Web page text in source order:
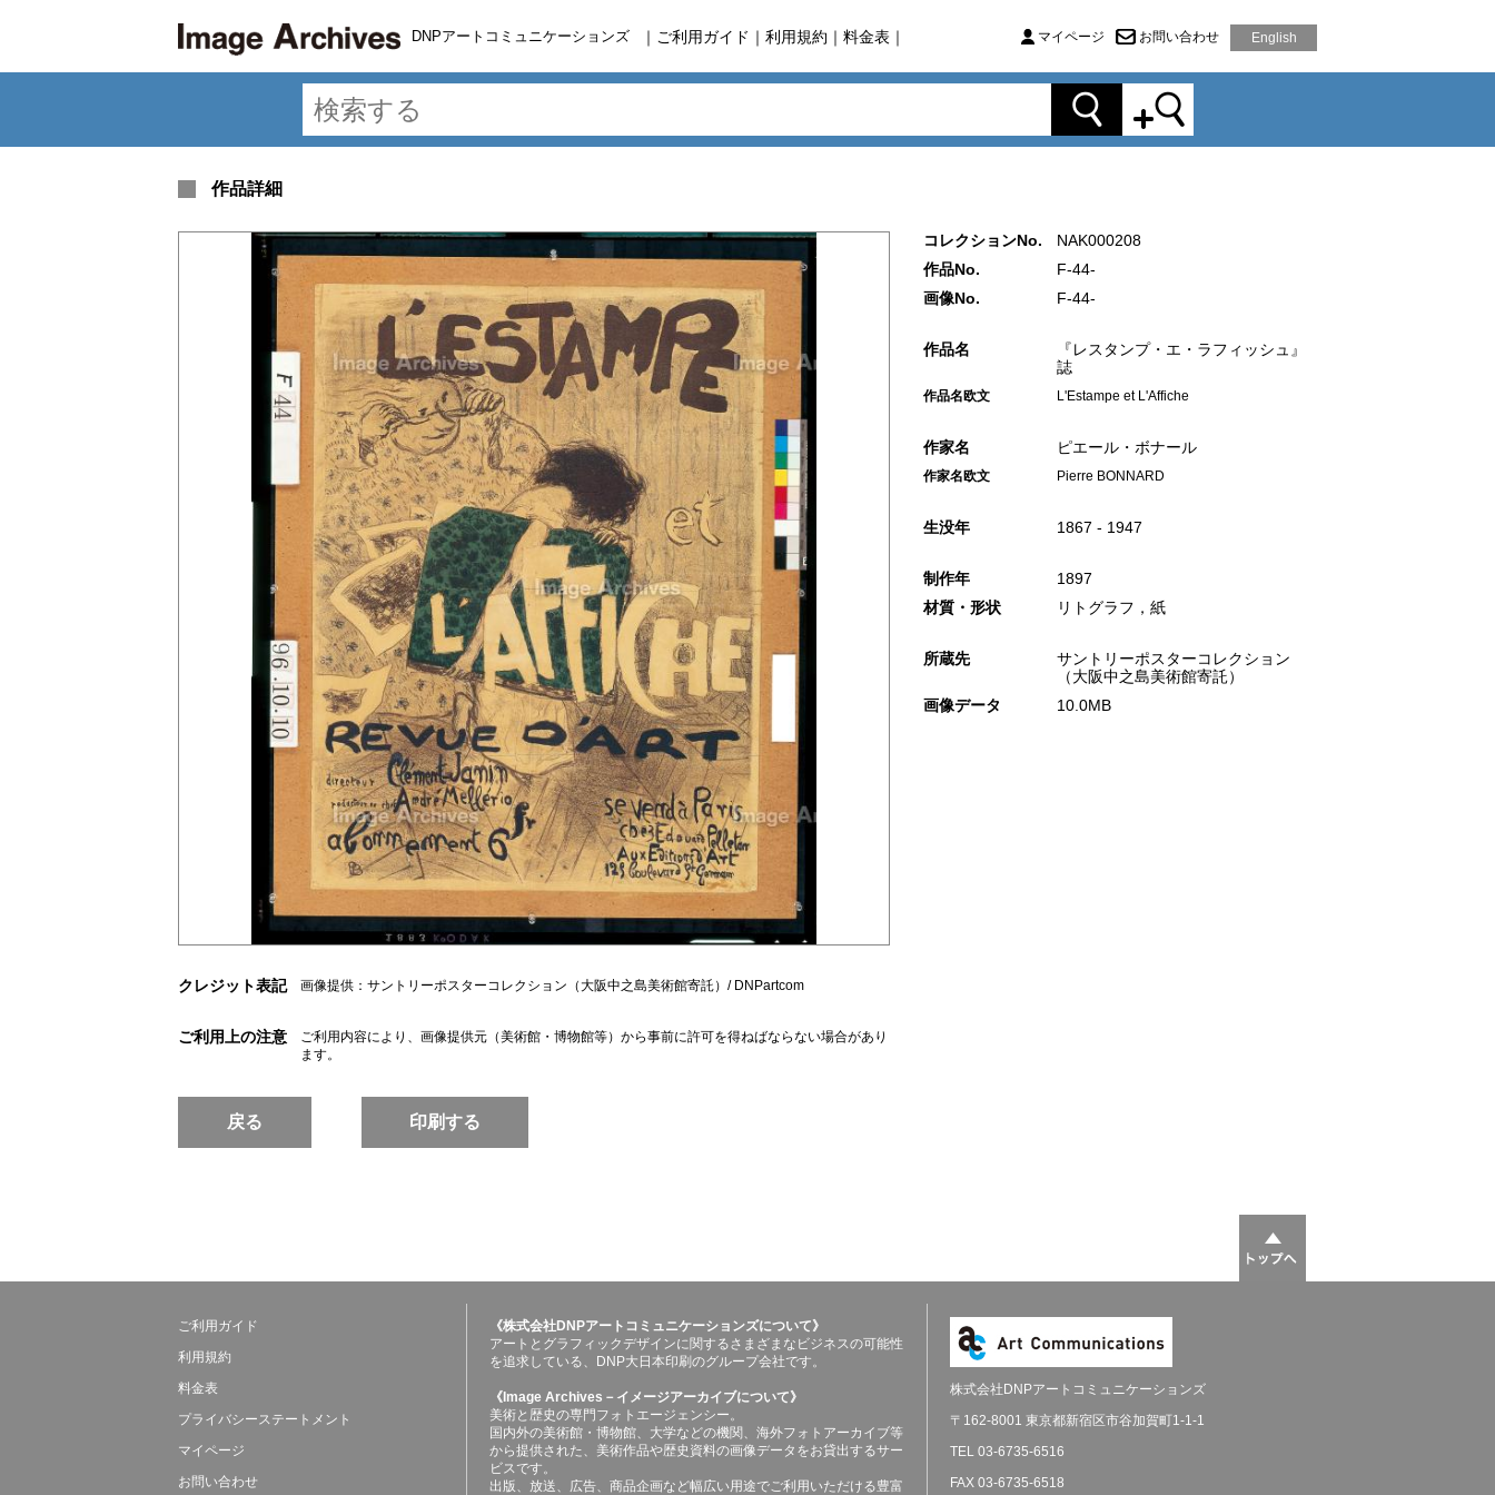
DNPアートコミュニケーションズ ｜ ご利用ガイド ｜ 利用規約 ｜ 料金表 ｜ マイページ お問い合わせ English
作品詳細
クレジット表記 画像提供：サントリーポスターコレクション（大阪中之島美術館寄託）/ DNPartcom
ご利用上の注意
ご利用内容により、画像提供元（美術館・博物館等）から事前に許可を得ねばならない場合があり
ます。
戻る 印刷する
コレクションNo.
NAK000208
作品No.
F-44-
画像No.
F-44-
作品名
『レスタンプ・エ・ラフィッシュ』
誌
作品名欧文 L'Estampe et L'Affiche
作家名 ピエール・ボナール
作家名欧文 Pierre BONNARD
生没年 1867 - 1947
制作年
1897
材質・形状
リトグラフ，紙
所蔵先
サントリーポスターコレクション
（大阪中之島美術館寄託）
画像データ
10.0MB
ご利用ガイド
利用規約
料金表
プライバシーステートメント
マイページ
お問い合わせ
《株式会社DNPアートコミュニケーションズについて》
アートとグラフィックデザインに関するさまざまなビジネスの可能性
を追求している、DNP大日本印刷のグループ会社です。
《Image Archives－イメージアーカイブについて》
美術と歴史の専門フォトエージェンシー。
国内外の美術館・博物館、大学などの機関、海外フォトアーカイブ等
から提供された、美術作品や歴史資料の画像データをお貸出するサー
ビスです。
出版、放送、広告、商品企画など幅広い用途でご利用いただける豊富
株式会社DNPアートコミュニケーションズ
〒162-8001 東京都新宿区市谷加賀町1-1-1
TEL 03-6735-6516
FAX 03-6735-6518